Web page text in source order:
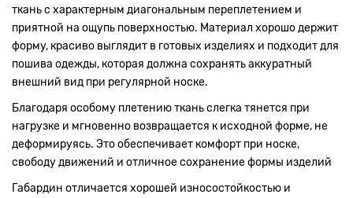
ткань с характерным диагональным переплетением и
приятной на ощупь поверхностью. Материал хорошо держит
форму, красиво выглядит в готовых изделиях и подходит для
пошива одежды, которая должна сохранять аккуратный
внешний вид при регулярной носке.
Благодаря особому плетению ткань слегка тянется при
нагрузке и мгновенно возвращается к исходной форме, не
деформируясь. Это обеспечивает комфорт при носке,
свободу движений и отличное сохранение формы изделий
Габардин отличается хорошей износостойкостью и